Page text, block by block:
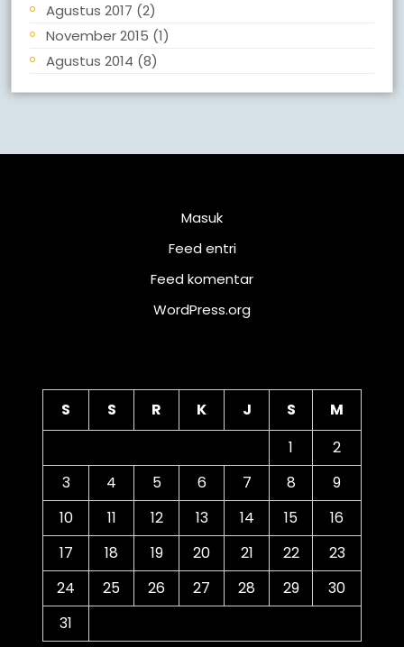
Agustus 2017 (2)
November 2015 (1)
Agustus 2014 (8)
Masuk
Feed entri
Feed komentar
WordPress.org
S S R K J S
M
1
2
3
4 5 6 7 8
9
10
11 12 13 14 15
16
17
18 19 20 21 22
23
24
25 26 27 28 29
30
31